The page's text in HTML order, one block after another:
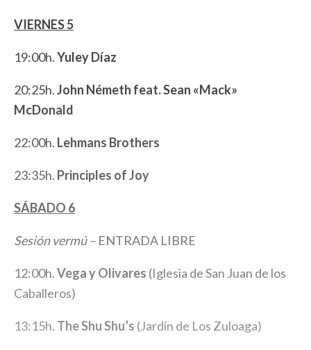
VIERNES 5
19:00h.Yuley Díaz
20:25h.John Németh feat. Sean «Mack»
McDonald
22:00h. Lehmans Brothers
23:35h. Principles of Joy
SÁBADO 6
Sesión vermú – ENTRADA LIBRE
12:00h.Vega y Olivares (Iglesia de San Juan de los
Caballeros)
13:15h. The Shu Shu’s (Jardín de Los Zuloaga)